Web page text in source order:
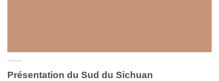
Présentation du Sud du Sichuan